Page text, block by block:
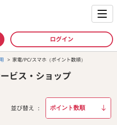
ログイン
家電/PC/スマホ（ポイント数順）
ビス・ショップ
並び替え